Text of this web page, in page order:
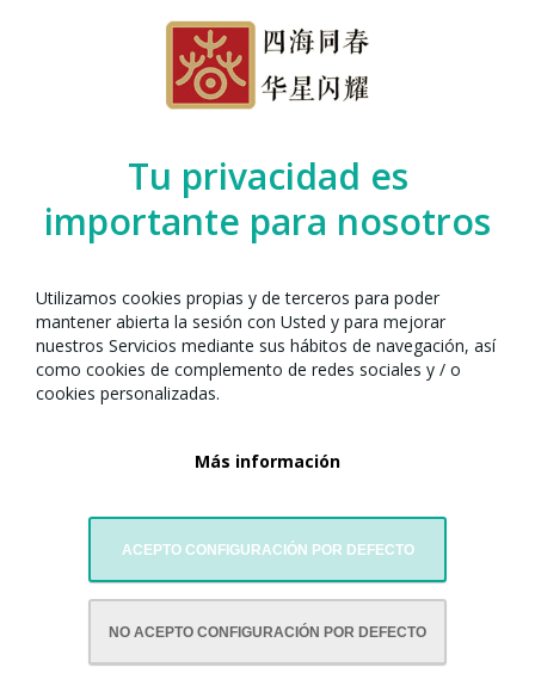
Tu privacidad es
importante para nosotros
Utilizamos cookies propias y de terceros para poder
mantener abierta la sesión con Usted y para mejorar
nuestros Servicios mediante sus hábitos de navegación, así
como cookies de complemento de redes sociales y / o
cookies personalizadas.
Más información
ACEPTO CONFIGURACIÓN POR DEFECTO
NO ACEPTO CONFIGURACIÓN POR DEFECTO
CON LA COLABORACIÓN DE: